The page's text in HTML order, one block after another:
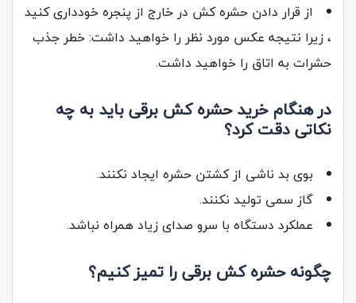
از قرار دادن حشره کش در خارج از پنجره خودداری کنید
، زیرا نتیجه عکس مورد نظر را خواهید داشت: خطر جذب
حشرات به اتاق را خواهید داشت.
در هنگام خرید حشره‌ کش برقی باید به چه
نکاتی دقت کرد؟
بوی بد ناشی از کشتن حشره ایجاد نکنند.
گاز سمی تولید نکنند.
عملکرد دستگاه با سرو صدای زیاد همراه نباشد.
چگونه حشره کش برقی را تمیز کنیم؟